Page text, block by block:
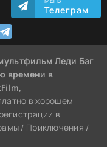
Телеграм
Леди Баг
времени в
в хорошем
в
/ Приключения /